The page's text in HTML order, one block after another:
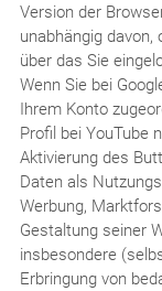
Version der
unabhängig
über das Sie
Wenn Sie bei
Ihrem Konto
Profil bei YouTube
Aktivierung des
Daten als
Werbung,
Gestaltung seiner
insbesondere
Erbringung von